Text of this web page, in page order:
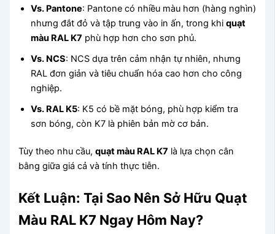
Vs. Pantone: Pantone có nhiều màu hơn (hàng nghìn)
nhưng đắt đỏ và tập trung vào in ấn, trong khiquạt
màu RAL K7 phù hợp hơn cho sơn phủ.
Vs. NCS: NCS dựa trên cảm nhận tự nhiên, nhưng
RAL đơn giản và tiêu chuẩn hóa cao hơn cho công
nghiệp.
Vs. RAL K5: K5 có bề mặt bóng, phù hợp kiểm tra
sơn bóng, còn K7 là phiên bản mờ cơ bản.
Tùy theo nhu cầu,quạt màu RAL K7 là lựa chọn cân
bằng giữa giá cả và tính thực tiễn.
Kết Luận: Tại Sao Nên Sở Hữu Quạt
Màu RAL K7 Ngay Hôm Nay?